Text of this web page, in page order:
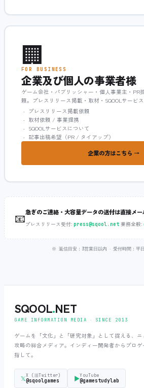
🏢
FOR BUSINESS
企業及び個人の事業者様
ゲーム会社・パブリッシャー・個人事業主・PR
頼。プレスリリース掲載・取材・SQOOLサービス
プレスリリース掲載依頼
取材依頼 / 事業提携
SQOOLサービスについて
記事出稿希望（PR / タイアップ）
企業の方はこちら →
📧急ぎのご連絡・大容量データの送付は直接メー
プレスリリース受付: press@sqool.net 業務全般:
※ 返信目安：3営業日以内 ‧ 受付時間：
SQOOL.NET
GAME INFORMATION MEDIA ‧ SINCE 2013
ゲームを「文化」と「研究対象」として捉える、ニ
攻略の総合メディア。インディー開発者からプロ
指して。
𝕏X (旧Twitter)
@sqoolgames ▶YouTube
@gamestudylab